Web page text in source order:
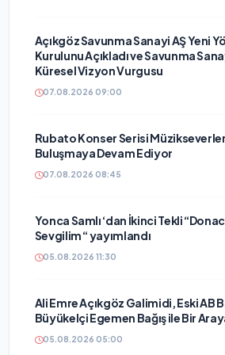
Açıkgöz Savunma Sanayi AŞ Yeni
Kurulunu Açıkladı ve Savunma
Küresel Vizyon Vurgusu
07.08.2026 09:00
Rubato Konser Serisi
Buluşmaya Devam Ediyor
07.08.2026 08:45
Yonca Samlı ‘dan İkinci Tekli
Sevgilim “ yayımlandı
05.08.2026 11:30
Ali Emre Açıkgöz Galimidi, Eski AB
Büyükelçi Egemen Bağış ile Bir
05.08.2026 05:00